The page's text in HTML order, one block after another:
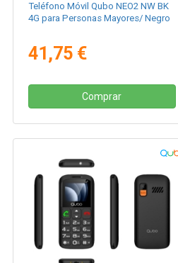
Teléfono Móvil Qubo NEO2 NW BK
4G para Personas Mayores/ Negro
41,75 €
Comprar